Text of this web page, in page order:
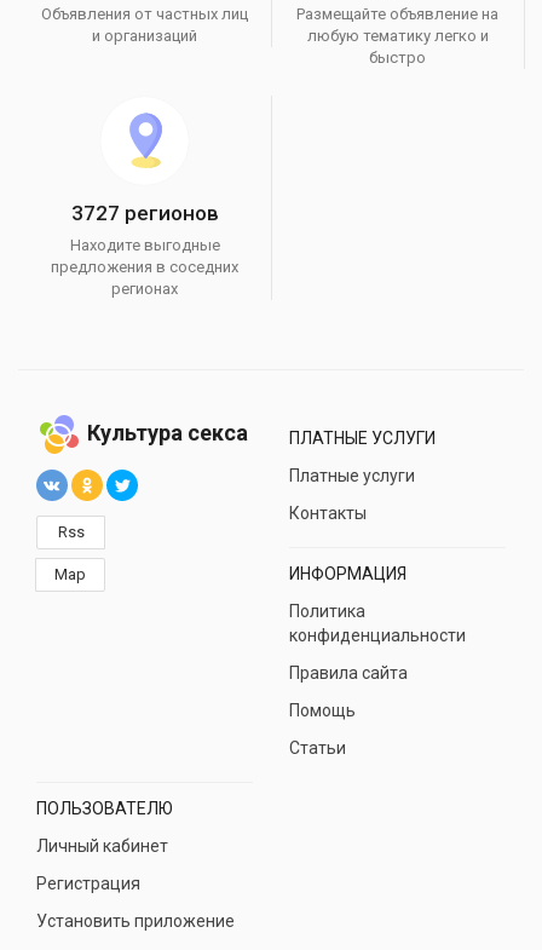
Объявления от частных лиц
и организаций
Размещайте объявление на
любую тематику легко и
быстро
3727 регионов
Находите выгодные
предложения в соседних
регионах
Культура секса
Rss
Map
ПЛАТНЫЕ УСЛУГИ
Платные услуги
Контакты
ИНФОРМАЦИЯ
Политика
конфиденциальности
Правила сайта
Помощь
Статьи
ПОЛЬЗОВАТЕЛЮ
Личный кабинет
Регистрация
Установить приложение